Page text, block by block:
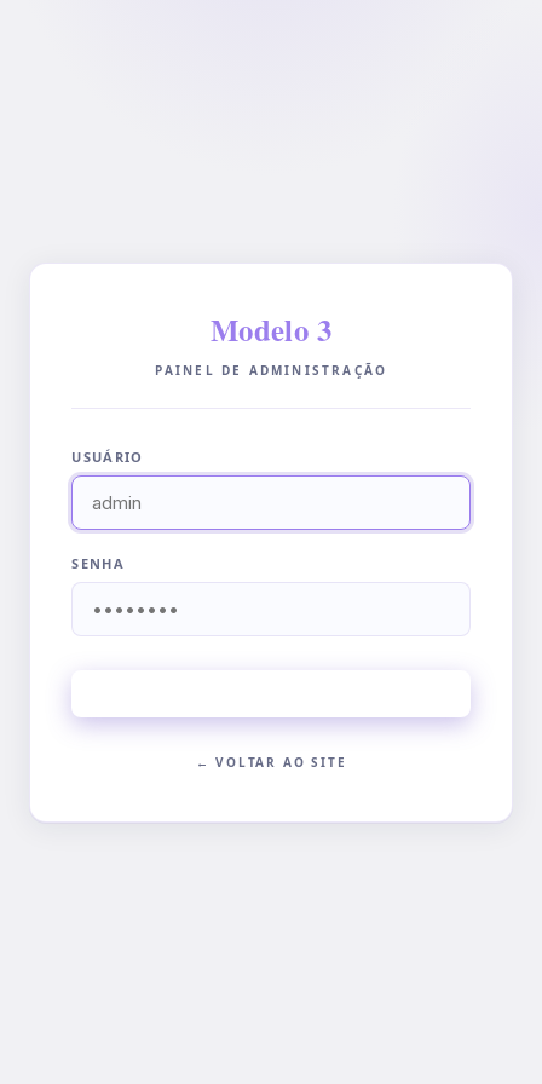
Modelo 3
PAINEL DE ADMINISTRAÇÃO
USUÁRIO
SENHA
← VOLTAR AO SITE